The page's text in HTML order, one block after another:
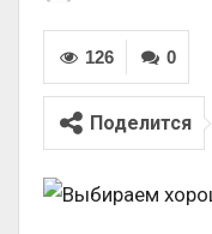
0
126
Поделится